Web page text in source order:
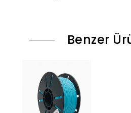
Benzer